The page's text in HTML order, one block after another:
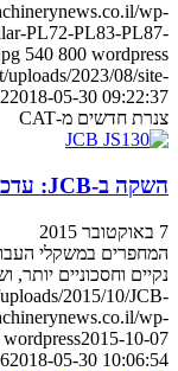
wp-
PL72-PL83-PL87-
540 800 wordpress
2023/08/site-
2018-05-30 09:22:37
צנרת חדשים מ-CAT
השקה ב-JCB: עדכון הבאגרים הבינוניים
7 באוקטובר 2015
נקיים וחסכוניים יותר,
2015/10/JCB-
wp-
wordpress2015-10-07
2018-05-30 10:06:54